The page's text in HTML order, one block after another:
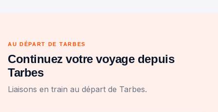
AU DÉPART DE TARBES
Continuez votre voyage depuis
Tarbes
Liaisons en train au départ de Tarbes.